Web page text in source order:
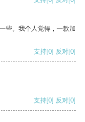
些。我个人觉得，一款加
支持[0] 反对[0]
支持[0] 反对[0]